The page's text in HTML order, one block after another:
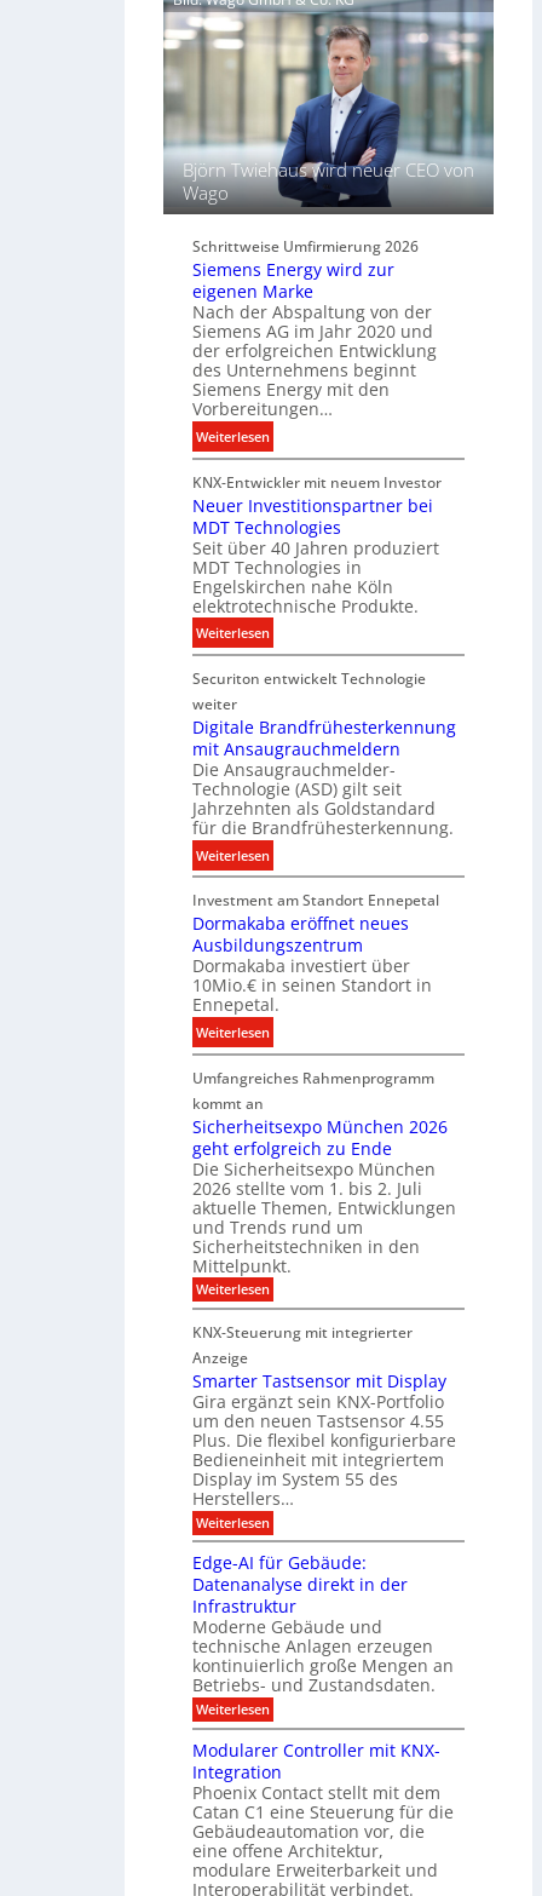
e
l
h
t
u
d
B
e
l
e
u
c
h
t
u
s
t
e
c
h
n
i
k
l
ü
l
f
ü
r
i
g
i
t
a
l
e
P
r
o
d
u
k
t
d
a
t
e
Björn Twiehaus wird neuer CEO von
Wago
Schrittweise Umfirmierung 2026
Siemens Energy wird zur
eigenen Marke
Nach der Abspaltung von der
Siemens AG im Jahr 2020 und
der erfolgreichen Entwicklung
des Unternehmens beginnt
Siemens Energy mit den
Vorbereitungen…
Weiterlesen:
S
i
e
m
e
n
s
E
n
r
y
w
i
r
d
u
r
e
i
g
e
n
e
n
M
r
k
e
KNX-Entwickler mit neuem Investor
Neuer Investitionspartner bei
MDT Technologies
Seit über 40 Jahren produziert
MDT Technologies in
Engelskirchen nahe Köln
elektrotechnische Produkte.
Weiterlesen:
N
e
e
r
I
n
v
e
s
i
t
i
o
n
s
p
a
n
e
r
b
e
i
M
D
c
h
n
o
l
o
g
i
e
s
Securiton entwickelt Technologie
weiter
Digitale Brandfrühesterkennung
mit Ansaugrauchmeldern
Die Ansaugrauchmelder-
Technologie (ASD) gilt seit
Jahrzehnten als Goldstandard
für die Brandfrühesterkennung.
Weiterlesen:
D
i
g
i
t
a
l
e
B
r
n
d
f
r
ü
h
e
s
t
e
k
e
n
n
u
n
g
m
i
t
A
n
s
a
g
r
a
u
c
h
m
e
Investment am Standort Ennepetal
Dormakaba eröffnet neues
Ausbildungszentrum
Dormakaba investiert über
10Mio.€ in seinen Standort in
Ennepetal.
Weiterlesen:
D
o
m
a
k
a
b
a
e
ö
f
n
e
t
n
e
u
e
s
A
u
s
b
i
l
d
u
n
g
s
z
e
n
t
Umfangreiches Rahmenprogramm
kommt an
Sicherheitsexpo München 2026
geht erfolgreich zu Ende
Die Sicherheitsexpo München
2026 stellte vom 1. bis 2. Juli
aktuelle Themen, Entwicklungen
und Trends rund um
Sicherheitstechniken in den
Mittelpunkt.
Weiterlesen:
S
c
e
r
h
e
i
t
s
e
x
p
o
M
ü
n
c
h
e
n
2
0
2
6
g
e
h
t
e
r
f
o
l
KNX-Steuerung mit integrierter
Anzeige
Smarter Tastsensor mit Display
Gira ergänzt sein KNX-Portfolio
um den neuen Tastsensor 4.55
Plus. Die flexibel konfigurierbare
Bedieneinheit mit integriertem
Display im System 55 des
Herstellers…
Weiterlesen:
S
m
a
r
t
e
r
T
a
s
t
s
n
s
o
r
m
i
t
D
Edge-AI für Gebäude:
Datenanalyse direkt in der
Infrastruktur
Moderne Gebäude und
technische Anlagen erzeugen
kontinuierlich große Mengen an
Betriebs- und Zustandsdaten.
Weiterlesen:
E
g
e
-
A
I
f
ü
r
Modularer Controller mit KNX-
Integration
Phoenix Contact stellt mit dem
Catan C1 eine Steuerung für die
Gebäudeautomation vor, die
eine offene Architektur,
modulare Erweiterbarkeit und
Interoperabilität verbindet.